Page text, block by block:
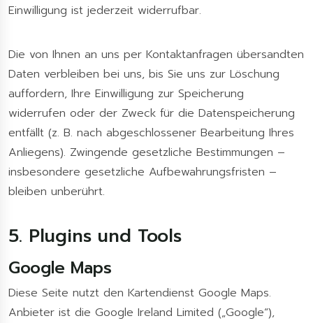
Einwilligung ist jederzeit widerrufbar.
Die von Ihnen an uns per Kontaktanfragen übersandten
Daten verbleiben bei uns, bis Sie uns zur Löschung
auffordern, Ihre Einwilligung zur Speicherung
widerrufen oder der Zweck für die Datenspeicherung
entfällt (z. B. nach abgeschlossener Bearbeitung Ihres
Anliegens). Zwingende gesetzliche Bestimmungen –
insbesondere gesetzliche Aufbewahrungsfristen –
bleiben unberührt.
5. Plugins und Tools
Google Maps
Diese Seite nutzt den Kartendienst Google Maps.
Anbieter ist die Google Ireland Limited („Google“),